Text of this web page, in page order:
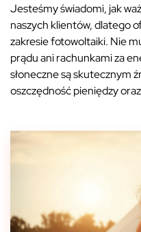
Jesteśmy świadomi, jak
naszych klientów, dlatego
zakresie fotowoltaiki. Nie
prądu ani rachunkami za
słoneczne są skutecznym
oszczędność pieniędzy